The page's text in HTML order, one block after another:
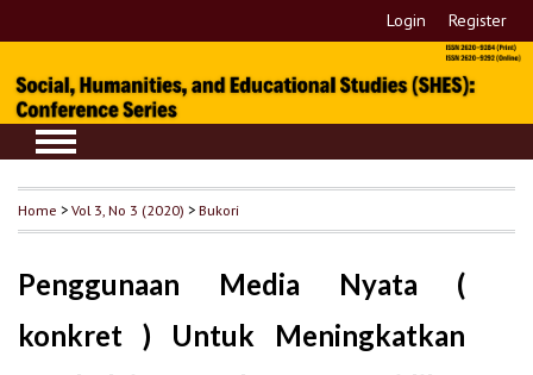
Login Register
Home >Vol 3, No 3 (2020) >Bukori
Penggunaan Media Nyata (
konkret ) Untuk Meningkatkan